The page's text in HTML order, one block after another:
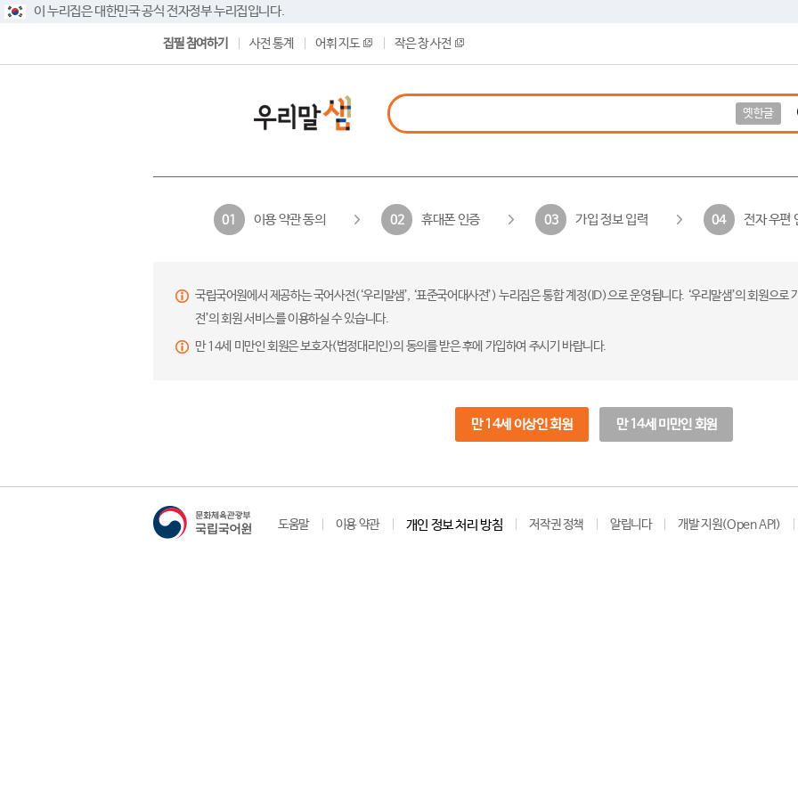
이 누리집은 대한민국 공식 전자정부 누리집입니다.
집필 참여하기 사전 통계 어휘 지도 작은 창 사전
옛한글
01 이용 약관 동의 02 휴대폰 인증 03 가입 정보 입력 04 전자 우편
국립국어원에서 제공하는 국어사전(‘우리말샘’, ‘표준국어대사전’) 누리집은 통합 계정(ID)으로 운영됩니다. ‘우리말샘’의 회원으
전’의 회원 서비스를 이용하실 수 있습니다.
만 14세 미만인 회원은 보호자(법정대리인)의 동의를 받은 후에 가입하여 주시기 바랍니다.
만 14세 이상인 회원 만 14세 미만인 회원
도움말 이용 약관 개인 정보 처리 방침 저작권 정책 알립니다 개발 지원(Open API)